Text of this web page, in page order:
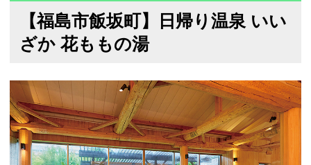
【福島市飯坂町】日帰り温泉 いい
ざか 花ももの湯